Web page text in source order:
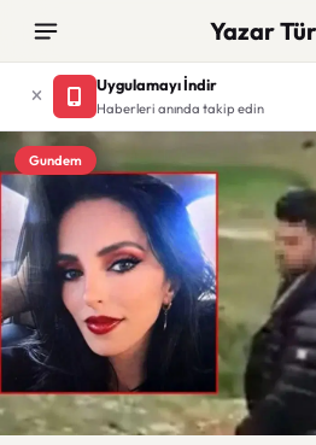
Yazar
Uygulamayı İndir
Haberleri anında takip edin
Gundem